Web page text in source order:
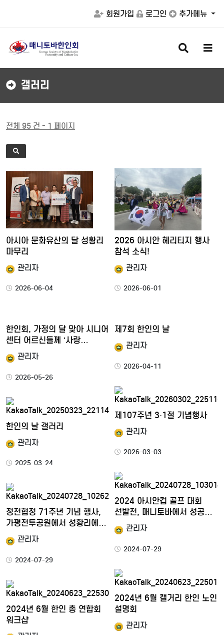
회원가입 로그인 추가메뉴
검
색
버
메
버
갤러리
전체 95 건 - 1 페이지
아시아 문화유산의 달 성황리
마무리
관리자
2026-06-04
2026 아시안 헤리티지 행사
참석 소식!
관리자
2026-06-01
한인회, 가정의 달 맞아 시니어
센터 어르신들께 ‘사랑…
관리자
2026-05-26
제7회 한인의 날
관리자
2026-04-11
제107주년 3·1절 기념행사
관리자
2026-03-03
한인의 날 갤러리
관리자
2025-03-24
2024 아시안컵 골프 대회
선발전, 매니토바에서 성공…
관리자
2024-07-29
정전협정 71주년 기념 행사,
가평전투공원에서 성황리에…
관리자
2024-07-29
2024년 6월 캘거리 한인 노인
설명회
관리자
2024년 6월 한인 총 연합회
워크샵